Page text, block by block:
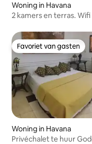
Woning in Havana
2 kamers en terras.
Favoriet van gasten
Favoriet van gasten
Woning in Havana
Privéchalet te huur